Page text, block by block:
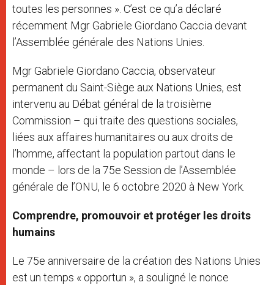
toutes les personnes ». C’est ce qu’a déclaré
récemment Mgr Gabriele Giordano Caccia devant
l’Assemblée générale des Nations Unies.
Mgr Gabriele Giordano Caccia, observateur
permanent du Saint-Siège aux Nations Unies, est
intervenu au Débat général de la troisième
Commission – qui traite des questions sociales,
liées aux affaires humanitaires ou aux droits de
l’homme, affectant la population partout dans le
monde – lors de la 75e Session de l’Assemblée
générale de l’ONU, le 6 octobre 2020 à New York.
Comprendre, promouvoir et protéger les droits
humains
Le 75e anniversaire de la création des Nations Unies
est un temps « opportun », a souligné le nonce